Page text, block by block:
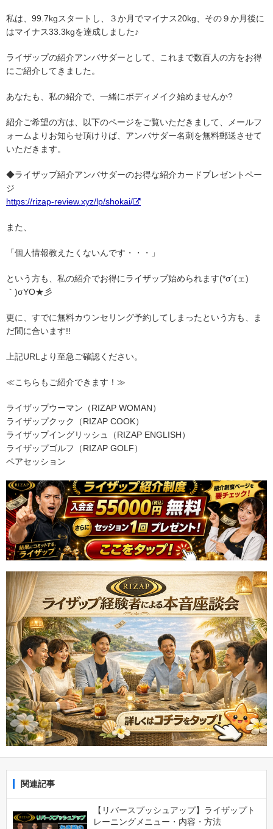
私は、99.7kgスタートし、３か月でマイナス20kg、その９か月後に
はマイナス33.3kgを達成しました♪
ライザップの紹介アンバサダーとして、これまで数百人の方をお得
にご紹介してきました。
あなたも、私の紹介で、一緒にボディメイク始めませんか?
紹介ご希望の方は、以下のページをご覧いただきまして、メールフ
ォームよりお知らせ頂けりば、アンバサダー名刺を無料郵送させて
いただきます。
◆ライザップ紹介アンバサダーのお得な紹介カードプレゼントペー
ジ
https://rizap-review.xyz/lp/shokai/
また、
「個人情報教えたくないんです・・・」
という方も、私の紹介でお得にライザップ始められます(*σ´(ェ)
｀)σYO★彡
更に、すでに無料カウンセリング予約してしまったという方も、ま
だ間に合います!!
上記URLより至急ご確認ください。
≪こちらもご紹介できます！≫
ライザップウーマン（RIZAP WOMAN）
ライザップクック（RIZAP COOK）
ライザップイングリッシュ（RIZAP ENGLISH）
ライザップゴルフ（RIZAP GOLF）
ペアセッション
関連記事
【リバースプッシュアップ】ライザップト
レーニングメニュー・内容・方法